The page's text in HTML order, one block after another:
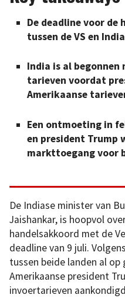
De deadline voor de
tussen de VS en
India is al begonnen
tarieven voordat
Amerikaanse
Een ontmoeting in
en president Trump
markttoegang voor
De Indiase minister van
Jaishankar, is hoopvol
handelsakkoord met de
deadline van 9 juli.
tussen beide landen al
Amerikaanse president
invoertarieven